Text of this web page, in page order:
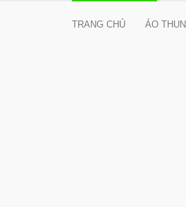
TRANG CHỦ ÁO THUN